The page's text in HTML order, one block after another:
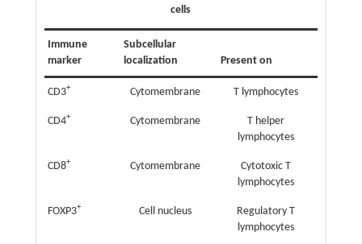
cells
Immune
marker
Subcellular
localization
Present on
CD3+ Cytomembrane T lymphocytes
CD4+ Cytomembrane
T helper
lymphocytes
CD8+ Cytomembrane
Cytotoxic T
lymphocytes
FOXP3+ Cell nucleus
Regulatory T
lymphocytes